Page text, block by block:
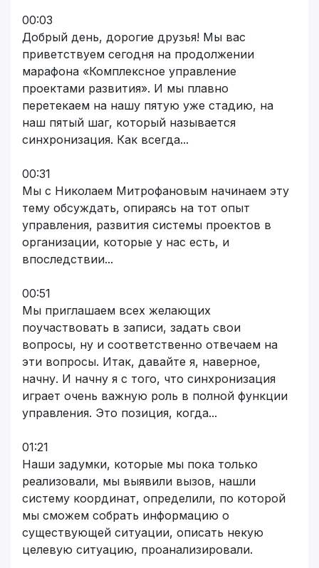
00:03
Добрый день, дорогие друзья! Мы вас
приветствуем сегодня на продолжении
марафона «Комплексное управление
проектами развития». И мы плавно
перетекаем на нашу пятую уже стадию, на
наш пятый шаг, который называется
синхронизация. Как всегда...
00:31
Мы с Николаем Митрофановым начинаем эту
тему обсуждать, опираясь на тот опыт
управления, развития системы проектов в
организации, которые у нас есть, и
впоследствии...
00:51
Мы приглашаем всех желающих
поучаствовать в записи, задать свои
вопросы, ну и соответственно отвечаем на
эти вопросы. Итак, давайте я, наверное,
начну. И начну я с того, что синхронизация
играет очень важную роль в полной функции
управления. Это позиция, когда...
01:21
Наши задумки, которые мы пока только
реализовали, мы выявили вызов, нашли
систему координат, определили, по которой
мы сможем собрать информацию о
существующей ситуации, описать некую
целевую ситуацию, проанализировали.